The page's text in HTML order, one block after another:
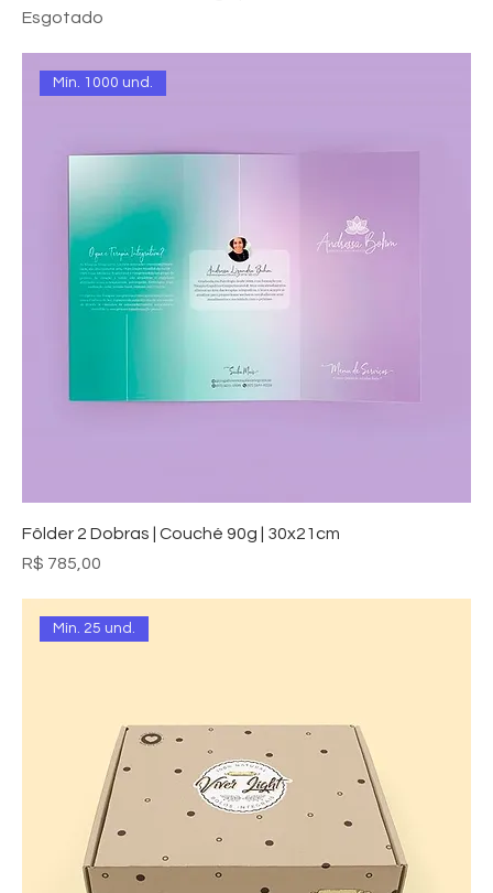
Esgotado
Mín. 1000 und.
Fôlder 2 Dobras | Couché 90g | 30x21cm
Preço
R$ 785,00
Mín. 25 und.